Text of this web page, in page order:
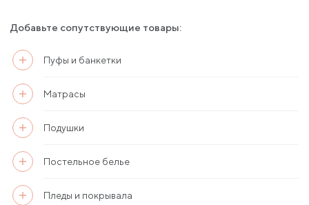
Добавьте сопутствующие товары:
Пуфы и банкетки
Матрасы
Подушки
Постельное белье
Пледы и покрывала